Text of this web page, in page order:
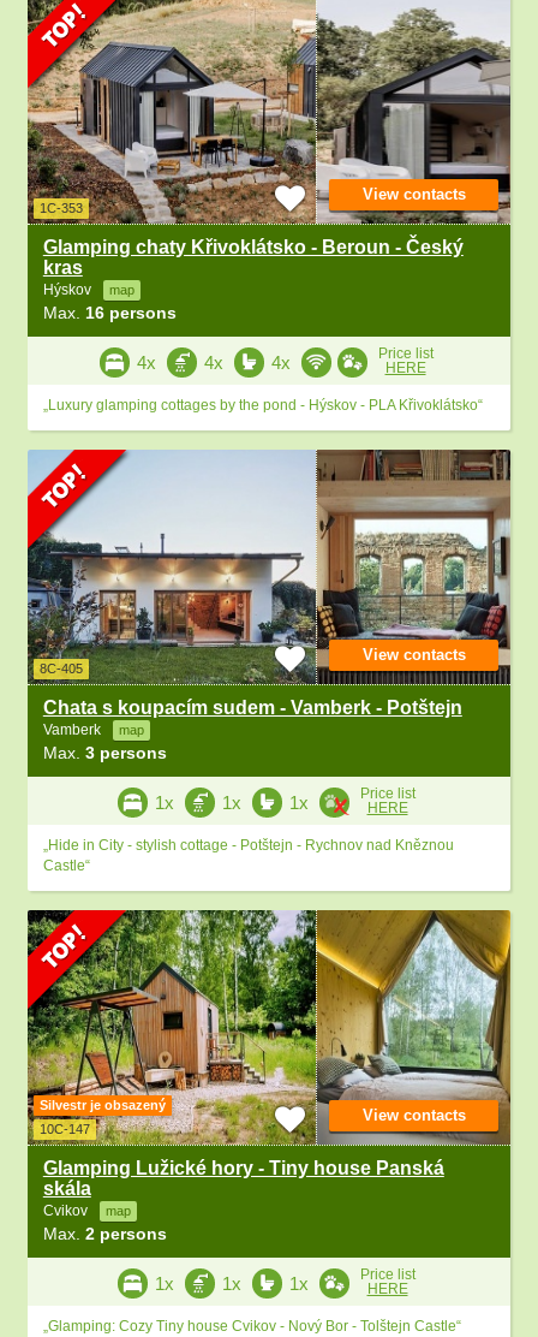
1C-353
Glamping chaty Křivoklátsko - Beroun - Český
kras
Hýskov map
Max. 16 persons
View contacts
4x 4x 4x
Price list
HERE
„Luxury glamping cottages by the pond - Hýskov - PLA Křivoklátsko“
8C-405
Chata s koupacím sudem - Vamberk - Potštejn
Vamberk map
Max. 3 persons
View contacts
1x 1x 1x
Price list
HERE
„Hide in City - stylish cottage - Potštejn - Rychnov nad Kněznou
Castle“
Silvestr je obsazený
10C-147
Glamping Lužické hory - Tiny house Panská
skála
Cvikov map
Max. 2 persons
View contacts
1x 1x 1x
Price list
HERE
„Glamping: Cozy Tiny house Cvikov - Nový Bor - Tolštejn Castle“